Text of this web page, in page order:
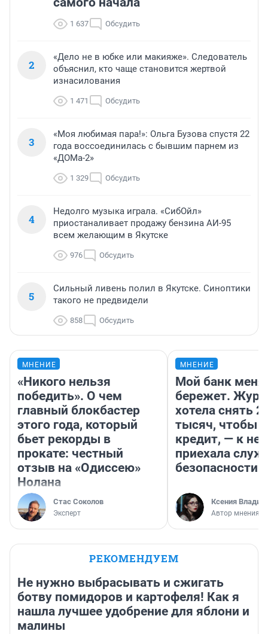
1 637 Обсудить
2
«Дело не в юбке или макияже». Следователь
объяснил, кто чаще становится жертвой
изнасилования
1 471 Обсудить
3
«Моя любимая пара!»: Ольга Бузова спустя 22
года воссоединилась с бывшим парнем из
«ДОМа-2»
1 329 Обсудить
4
Недолго музыка играла. «СибОйл»
приостаналивает продажу бензина АИ-95
всем желающим в Якутске
976 Обсудить
5
Сильный ливень полил в Якутске. Синоптики
такого не предвидели
858 Обсудить
МНЕНИЕ
«Никого нельзя
победить». О чем
главный блокбастер
этого года, который
бьет рекорды в
прокате: честный
отзыв на «Одиссею»
Нолана
Стас Соколов
Эксперт
МНЕНИЕ
Мой банк меня
бережет.
хотела снять
тысяч, чтобы
кредит, — к
приехала
безопасности
Ксения
Автор мнения
РЕКОМЕНДУЕМ
Не нужно выбрасывать и сжигать
ботву помидоров и картофеля! Как я
нашла лучшее удобрение для яблони и
малины